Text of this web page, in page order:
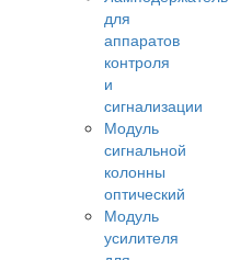
для
аппаратов
контроля
и
сигнализации
Модуль
сигнальной
колонны
оптический
Модуль
усилителя